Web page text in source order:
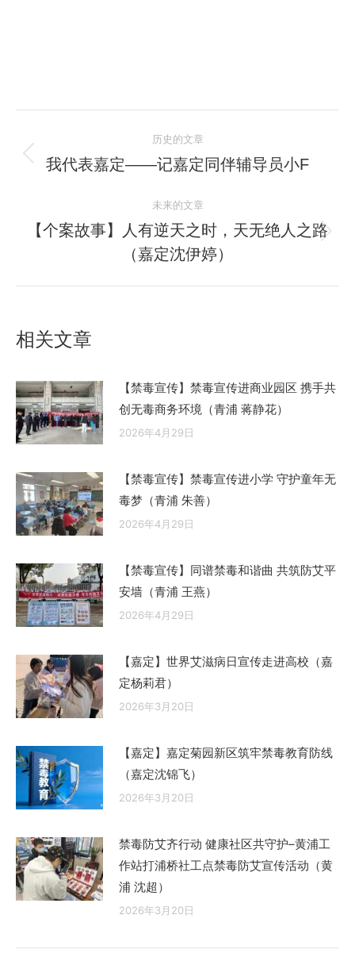
章
航
历史的文章
历
的
文
章：
我代表嘉定——记嘉定同伴辅导员小F
未来的文章
未
来
的
【个案故事】人有逆天之时，天无绝人之路
（嘉定沈伊婷）
相关文章
【禁毒宣传】禁毒宣传进商业园区 携手共
创无毒商务环境（青浦 蒋静花）
2026年4月29日
【禁毒宣传】禁毒宣传进小学 守护童年无
毒梦（青浦 朱善）
2026年4月29日
【禁毒宣传】同谱禁毒和谐曲 共筑防艾平
安墙（青浦 王燕）
2026年4月29日
【嘉定】世界艾滋病日宣传走进高校（嘉
定杨莉君）
2026年3月20日
【嘉定】嘉定菊园新区筑牢禁毒教育防线
（嘉定沈锦飞）
2026年3月20日
禁毒防艾齐行动 健康社区共守护–黄浦工
作站打浦桥社工点禁毒防艾宣传活动（黄
浦 沈超）
2026年3月20日